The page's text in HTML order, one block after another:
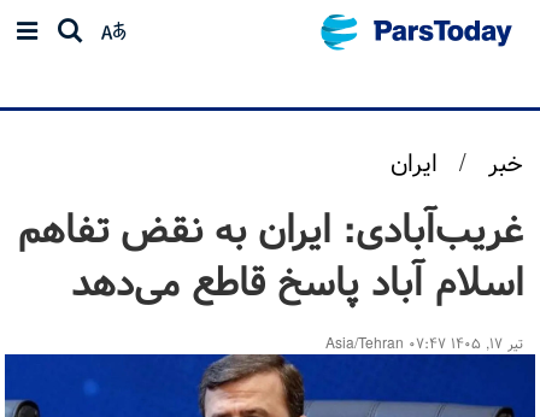
خبر / ایران
غریب‌آبادی: ایران به نقض تفاهم
اسلام آباد پاسخ قاطع می‌دهد
تیر ۱۷, ۱۴۰۵ ۰۷:۴۷ Asia/Tehran